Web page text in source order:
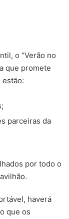
o “Verão no
que promete
estão:
parceiras da
por todo o
haverá
que os